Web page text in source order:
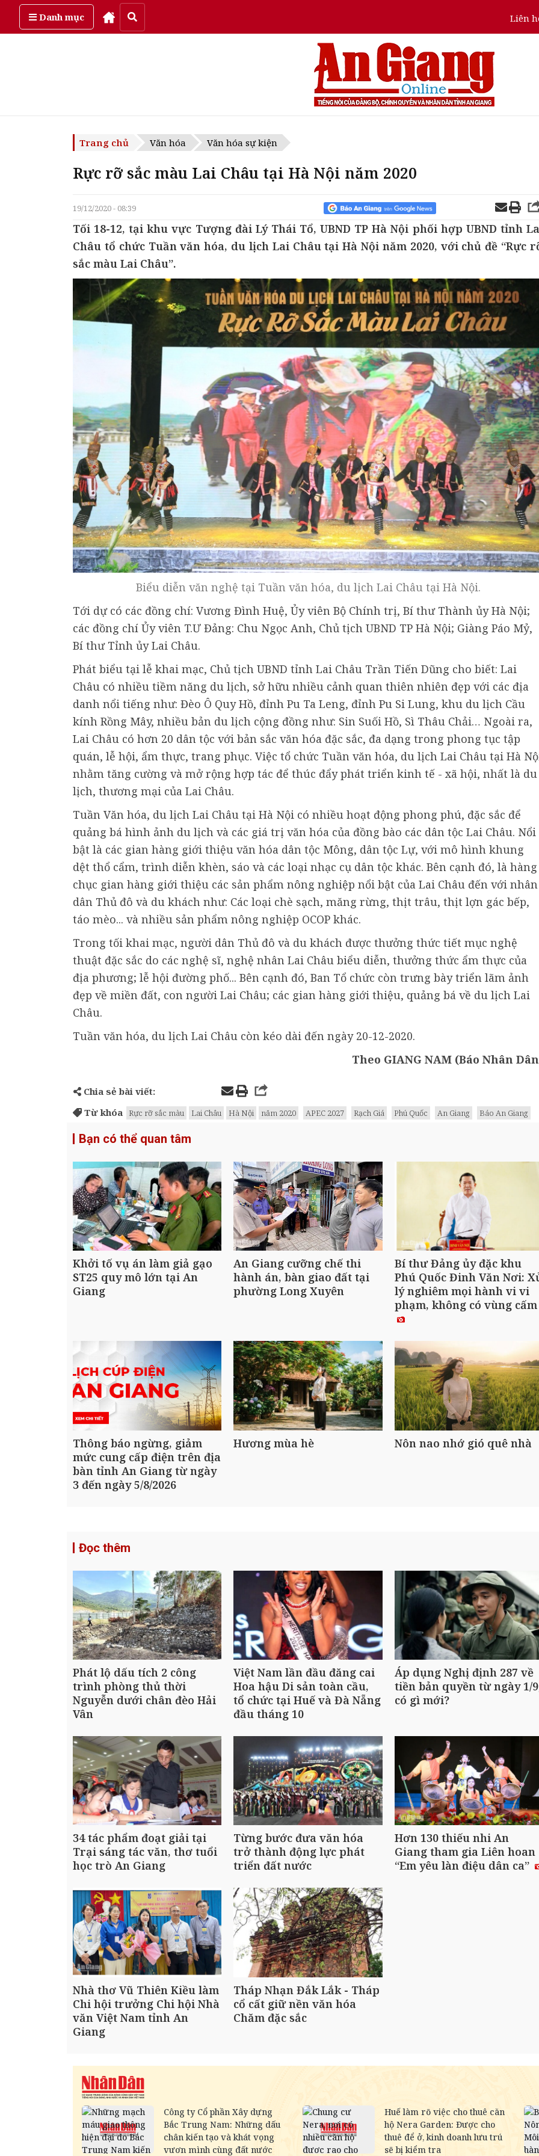
Danh mục Liên
Thứ năm, ngày 6/08/2026
Trang chủ Văn hóa Văn hóa sự kiện
Rực rỡ sắc màu Lai Châu tại Hà Nội năm 2020
19/12/2020 - 08:39
Tối 18-12, tại khu vực Tượng đài Lý Thái Tổ, UBND TP Hà Nội phối hợp UBND tỉnh
Châu tổ chức Tuần văn hóa, du lịch Lai Châu tại Hà Nội năm 2020, với chủ đề “Rực
sắc màu Lai Châu”.
Biểu diễn văn nghệ tại Tuần văn hóa, du lịch Lai Châu tại Hà Nội.
Tới dự có các đồng chí: Vương Đình Huệ, Ủy viên Bộ Chính trị, Bí thư Thành ủy Hà Nội;
các đồng chí Ủy viên T.Ư Đảng: Chu Ngọc Anh, Chủ tịch UBND TP Hà Nội; Giàng Páo Mỷ,
Bí thư Tỉnh ủy Lai Châu.
Phát biểu tại lễ khai mạc, Chủ tịch UBND tỉnh Lai Châu Trần Tiến Dũng cho biết: Lai
Châu có nhiều tiềm năng du lịch, sở hữu nhiều cảnh quan thiên nhiên đẹp với các địa
danh nổi tiếng như: Đèo Ô Quy Hồ, đỉnh Pu Ta Leng, đỉnh Pu Si Lung, khu du lịch Cầu
kính Rồng Mây, nhiều bản du lịch cộng đồng như: Sin Suối Hồ, Sì Thâu Chải… Ngoài ra,
Lai Châu có hơn 20 dân tộc với bản sắc văn hóa đặc sắc, đa dạng trong phong tục tập
quán, lễ hội, ẩm thực, trang phục. Việc tổ chức Tuần văn hóa, du lịch Lai Châu tại Hà
nhằm tăng cường và mở rộng hợp tác để thúc đẩy phát triển kinh tế - xã hội, nhất là du
lịch, thương mại của Lai Châu.
Tuần Văn hóa, du lịch Lai Châu tại Hà Nội có nhiều hoạt động phong phú, đặc sắc để
quảng bá hình ảnh du lịch và các giá trị văn hóa của đồng bào các dân tộc Lai Châu. Nổi
bật là các gian hàng giới thiệu văn hóa dân tộc Mông, dân tộc Lự, với mô hình khung
dệt thổ cẩm, trình diễn khèn, sáo và các loại nhạc cụ dân tộc khác. Bên cạnh đó, là hàng
chục gian hàng giới thiệu các sản phẩm nông nghiệp nổi bật của Lai Châu đến với nhân
dân Thủ đô và du khách như: Các loại chè sạch, măng rừng, thịt trâu, thịt lợn gác bếp,
táo mèo... và nhiều sản phẩm nông nghiệp OCOP khác.
Trong tối khai mạc, người dân Thủ đô và du khách được thưởng thức tiết mục nghệ
thuật đặc sắc do các nghệ sĩ, nghệ nhân Lai Châu biểu diễn, thưởng thức ẩm thực của
địa phương; lễ hội đường phố... Bên cạnh đó, Ban Tổ chức còn trưng bày triển lãm ảnh
đẹp về miền đất, con người Lai Châu; các gian hàng giới thiệu, quảng bá về du lịch Lai
Châu.
Tuần văn hóa, du lịch Lai Châu còn kéo dài đến ngày 20-12-2020.
Theo GIANG NAM (Báo Nhân
Chia sẻ bài viết:
Từ khóa
Rực rỡ sắc màu Lai Châu Hà Nội năm 2020 APEC 2027 Rạch Giá Phú Quốc An Giang Báo An Giang
Bạn có thể quan tâm
Khởi tố vụ án làm giả gạo
ST25 quy mô lớn tại An
Giang
An Giang cưỡng chế thi
hành án, bàn giao đất tại
phường Long Xuyên
Bí thư Đảng ủy đặc khu
Phú Quốc Đinh Văn Nơi:
lý nghiêm mọi hành vi vi
phạm, không có vùng
Thông báo ngừng, giảm
mức cung cấp điện trên địa
bàn tỉnh An Giang từ ngày
3 đến ngày 5/8/2026
Hương mùa hè Nôn nao nhớ gió quê nhà
Đọc thêm
Phát lộ dấu tích 2 công
trình phòng thủ thời
Nguyễn dưới chân đèo Hải
Vân
Việt Nam lần đầu đăng cai
Hoa hậu Di sản toàn cầu,
tổ chức tại Huế và Đà Nẵng
đầu tháng 10
Áp dụng Nghị định 287 về
tiền bản quyền từ ngày 1/
có gì mới?
34 tác phẩm đoạt giải tại
Trại sáng tác văn, thơ tuổi
học trò An Giang
Từng bước đưa văn hóa
trở thành động lực phát
triển đất nước
Hơn 130 thiếu nhi An
Giang tham gia Liên hoan
“Em yêu làn điệu dân ca”
Nhà thơ Vũ Thiên Kiều làm
Chi hội trưởng Chi hội Nhà
văn Việt Nam tỉnh An
Giang
Tháp Nhạn Đắk Lắk - Tháp
cổ cất giữ nền văn hóa
Chăm đặc sắc